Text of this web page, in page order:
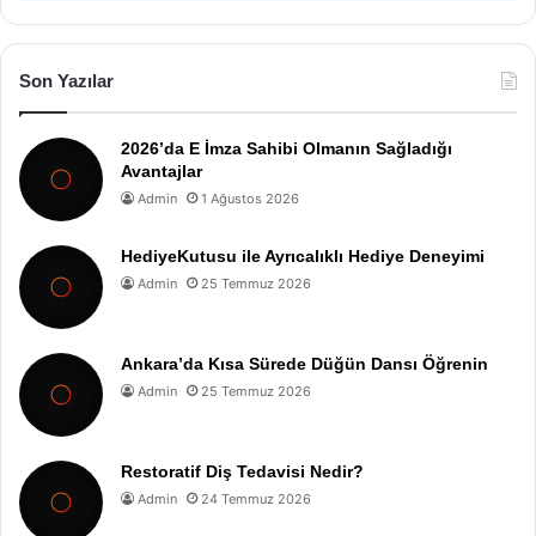
Son Yazılar
2026’da E İmza Sahibi Olmanın Sağladığı
Avantajlar
Admin 1 Ağustos 2026
HediyeKutusu ile Ayrıcalıklı Hediye Deneyimi
Admin 25 Temmuz 2026
Ankara’da Kısa Sürede Düğün Dansı Öğrenin
Admin 25 Temmuz 2026
Restoratif Diş Tedavisi Nedir?
Admin 24 Temmuz 2026